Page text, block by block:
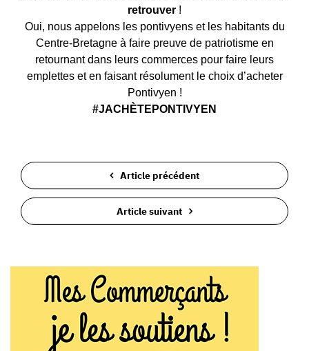
retrouver !
Oui, nous appelons les pontivyens et les habitants du
Centre-Bretagne à faire preuve de patriotisme en
retournant dans leurs commerces pour faire leurs
emplettes et en faisant résolument le choix d’acheter
Pontivyen !
#JACHÈTEPONTIVYEN
Article précédent
Article suivant